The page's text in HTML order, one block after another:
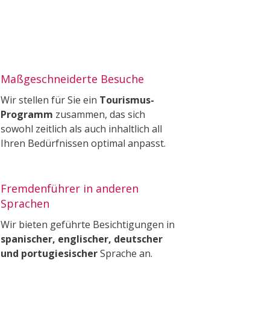
Maßgeschneiderte Besuche
Wir stellen für Sie ein Tourismus-
Programm zusammen, das sich
sowohl zeitlich als auch inhaltlich all
Ihren Bedürfnissen optimal anpasst.
Fremdenführer in anderen
Sprachen
Wir bieten geführte Besichtigungen in
spanischer, englischer, deutscher
und portugiesischerSprache an.